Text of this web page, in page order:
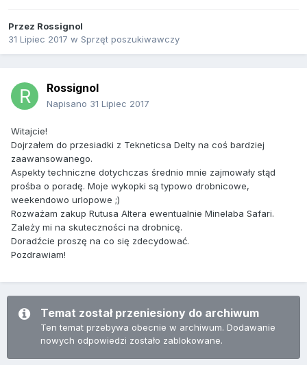
Przez Rossignol
31 Lipiec 2017 w Sprzęt poszukiwawczy
Rossignol
Napisano 31 Lipiec 2017
Witajcie!
Dojrzałem do przesiadki z Tekneticsa Delty na coś bardziej
zaawansowanego.
Aspekty techniczne dotychczas średnio mnie zajmowały stąd
prośba o poradę. Moje wykopki są typowo drobnicowe,
weekendowo urlopowe ;)
Rozważam zakup Rutusa Altera ewentualnie Minelaba Safari.
Zależy mi na skuteczności na drobnicę.
Doradźcie proszę na co się zdecydować.
Pozdrawiam!
Temat został przeniesiony do archiwum
Ten temat przebywa obecnie w archiwum. Dodawanie
nowych odpowiedzi zostało zablokowane.